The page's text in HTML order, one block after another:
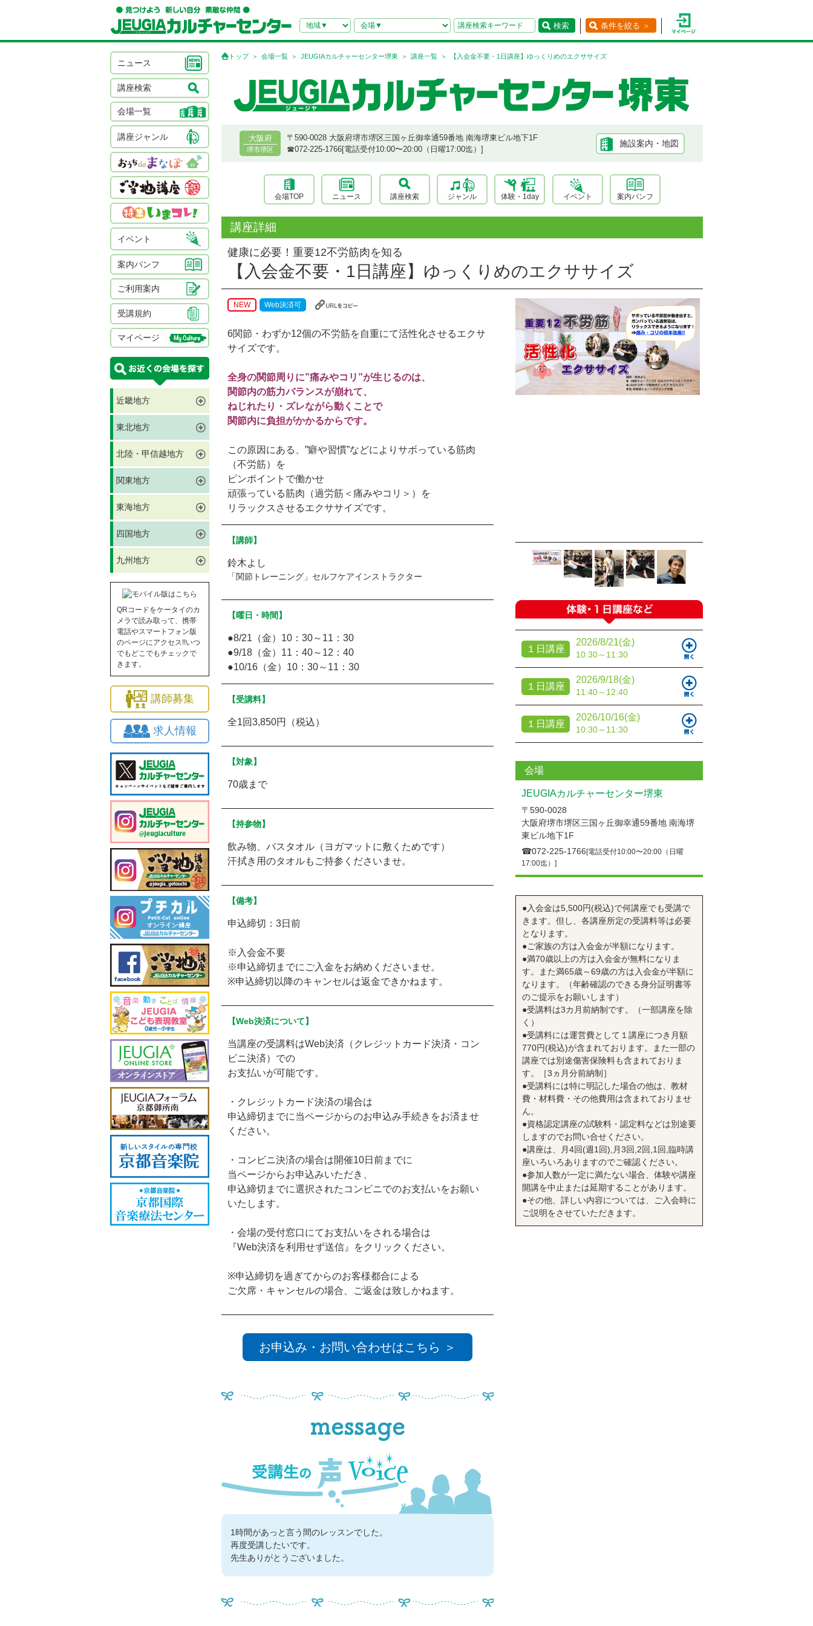
検索 条件を絞る ＞
ニュース
講座検索
会場一覧
講座ジャンル
イベント
案内パンフ
ご利用案内
受講規約
マイページ
近畿地方
東北地方
北陸・甲信越地方
関東地方
東海地方
四国地方
九州地方
QRコードをケータイのカ
メラで読み取って、携帯
電話やスマートフォン版
のページにアクセス!!いつ
でもどこでもチェックで
きます。
講師募集
求人情報
トップ 会場一覧 JEUGIAカルチャーセンター堺東 講座一覧 【入会金不要・1日講座】ゆっくりめのエクササイズ
大阪府
堺市堺区
〒590-0028 大阪府堺市堺区三国ヶ丘御幸通59番地 南海堺東ビル地下1F
☎︎072-225-1766[電話受付10:00〜20:00（日曜17:00迄）]
施設案内・地図
会場TOP ニュース 講座検索 ジャンル 体験・1day イベント 案内パンフ
講座詳細
健康に必要！重要12不労筋肉を知る
【入会金不要・1日講座】ゆっくりめのエクササイズ
NEW Web決済可
6関節・わずか12個の不労筋を自重にて活性化させるエクサ
サイズです。
全身の関節周りに”痛みやコリ”が生じるのは、
関節内の筋力バランスが崩れて、
ねじれたり・ズレながら動くことで
関節内に負担がかかるからです。
この原因にある、”癖や習慣”などによりサボっている筋肉
（不労筋）を
ピンポイントで働かせ
頑張っている筋肉（過労筋＜痛みやコリ＞）を
リラックスさせるエクササイズです。
【講師】
鈴木よし
「関節トレーニング」セルフケアインストラクター
【曜日・時間】
●8/21（金）10：30～11：30
●9/18（金）11：40～12：40
●10/16（金）10：30～11：30
【受講料】
全1回3,850円（税込）
【対象】
70歳まで
【持参物】
飲み物、バスタオル（ヨガマットに敷くためです）
汗拭き用のタオルもご持参くださいませ。
【備考】
申込締切：3日前
※入会金不要
※申込締切までにご入金をお納めくださいませ。
※申込締切以降のキャンセルは返金できかねます。
【Web決済について】
当講座の受講料はWeb決済（クレジットカード決済・コン
ビニ決済）での
お支払いが可能です。
・クレジットカード決済の場合は
申込締切までに当ページからのお申込み手続きをお済ませ
ください。
・コンビニ決済の場合は開催10日前までに
当ページからお申込みいただき、
申込締切までに選択されたコンビニでのお支払いをお願い
いたします。
・会場の受付窓口にてお支払いをされる場合は
『Web決済を利用せず送信』をクリックください。
※申込締切を過ぎてからのお客様都合による
ご欠席・キャンセルの場合、ご返金は致しかねます。
お申込み・お問い合わせはこちら ＞
1時間があっと言う間のレッスンでした。
再度受講したいです。
先生ありがとうございました。
１日講座
2026/8/21(金)
10:30～11:30
１日講座
2026/9/18(金)
11:40～12:40
１日講座
2026/10/16(金)
10:30～11:30
会場
JEUGIAカルチャーセンター堺東
〒590-0028
大阪府堺市堺区三国ヶ丘御幸通59番地 南海堺
東ビル地下1F
☎︎072-225-1766 [電話受付10:00〜20:00（日曜
17:00迄）]
●入会金は5,500円(税込)で何講座でも受講で
きます。但し、各講座所定の受講料等は必要
となります。
●ご家族の方は入会金が半額になります。
●満70歳以上の方は入会金が無料になりま
す。また満65歳～69歳の方は入会金が半額に
なります。（年齢確認のできる身分証明書等
のご提示をお願いします）
●受講料は3カ月前納制です。（一部講座を除
く）
●受講料には運営費として１講座につき月額
770円(税込)が含まれております。また一部の
講座では別途傷害保険料も含まれておりま
す。［3ヵ月分前納制］
●受講料には特に明記した場合の他は、教材
費・材料費・その他費用は含まれておりませ
ん。
●資格認定講座の試験料・認定料などは別途要
しますのでお問い合せください。
●講座は、月4回(週1回),月3回,2回,1回,臨時講
座いろいろありますのでご確認ください。
●参加人数が一定に満たない場合、体験や講座
開講を中止または延期することがあります。
●その他、詳しい内容については、ご入会時に
ご説明をさせていただきます。